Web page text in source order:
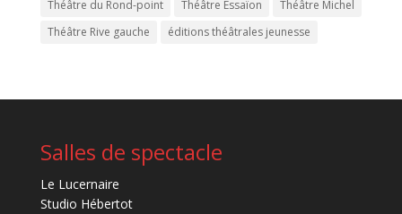
Théâtre du Rond-point Théâtre Essaïon
Théâtre Michel
Théâtre Rive gauche
éditions théâtrales jeunesse
Salles de spectacle
Le Lucernaire
Studio Hébertot